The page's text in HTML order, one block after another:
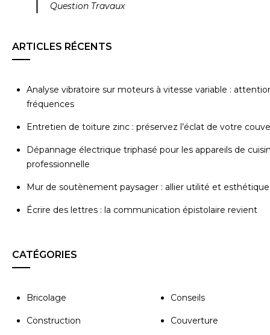
Question Travaux
ARTICLES RÉCENTS
Analyse vibratoire sur moteurs à vitesse variable :
fréquences
Entretien de toiture zinc : préservez l’éclat de votre
Dépannage électrique triphasé pour les appareils de
professionnelle
Mur de soutènement paysager : allier utilité et esthétique
Écrire des lettres : la communication épistolaire revient
CATÉGORIES
Bricolage Conseils
Construction Couverture